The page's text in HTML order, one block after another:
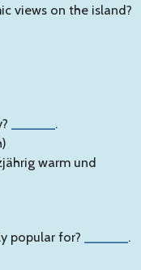
views on the island?
.
warm und
popular for?
.